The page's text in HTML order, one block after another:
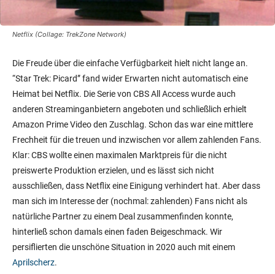
Netflix (Collage: TrekZone Network)
Die Freude über die einfache Verfügbarkeit hielt nicht lange an.
“Star Trek: Picard” fand wider Erwarten nicht automatisch eine
Heimat bei Netflix. Die Serie von CBS All Access wurde auch
anderen Streaminganbietern angeboten und schließlich erhielt
Amazon Prime Video den Zuschlag. Schon das war eine mittlere
Frechheit für die treuen und inzwischen vor allem zahlenden Fans.
Klar: CBS wollte einen maximalen Marktpreis für die nicht
preiswerte Produktion erzielen, und es lässt sich nicht
ausschließen, dass Netflix eine Einigung verhindert hat. Aber dass
man sich im Interesse der (nochmal: zahlenden) Fans nicht als
natürliche Partner zu einem Deal zusammenfinden konnte,
hinterließ schon damals einen faden Beigeschmack. Wir
persiflierten die unschöne Situation in 2020 auch mit einem
Aprilscherz.